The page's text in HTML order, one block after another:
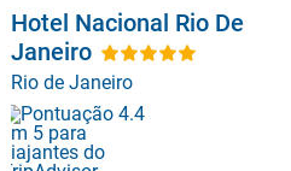
Hotel Nacional Rio De
Janeiro
Rio de Janeiro